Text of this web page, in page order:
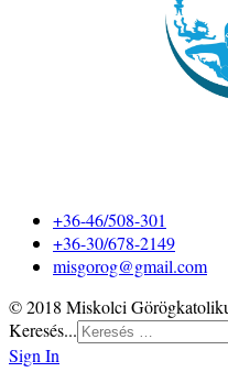
+36-46/508-301
+36-30/678-2149
misgorog@gmail.com
© 2018 Miskolci
Keresés...
Sign In